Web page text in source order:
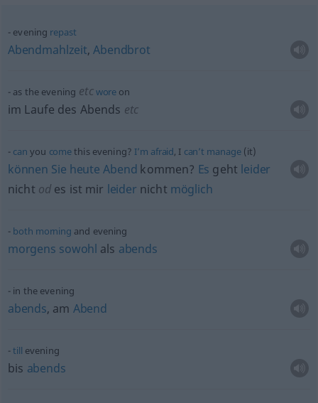
evening repast
Abendmahlzeit,Abendbrot
as the evening etcwore on
im Laufe des Abends etc
can you comethis evening? I’m afraid, I can’t manage(it)
können Sie heute Abend kommen? Es geht leider
nicht od es ist mir leider nicht möglich
both morning and evening
morgens sowohl als abends
in the evening
abends, am Abend
till evening
bis abends